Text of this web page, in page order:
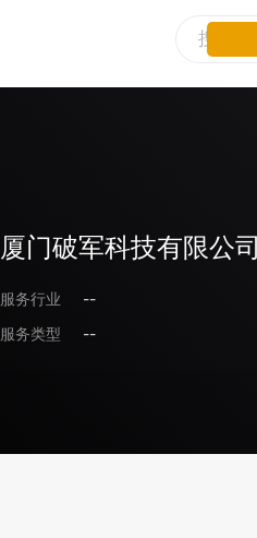
厦门破军科技有限公司
服务行业
--
服务类型
--